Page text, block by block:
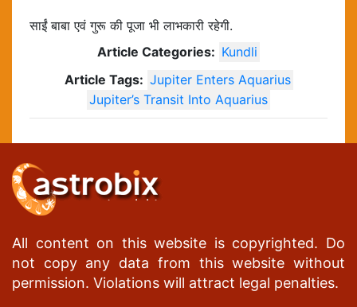
साईं बाबा एवं गुरू की पूजा भी लाभकारी रहेगी.
Article Categories: Kundli
Article Tags: Jupiter Enters Aquarius
Jupiter’s Transit Into Aquarius
All content on this website is copyrighted. Do
not copy any data from this website without
permission. Violations will attract legal penalties.